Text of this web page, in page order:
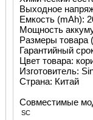
Выходное
Емкость (mAh):
Мощность
Размеры товара
Гарантийный
Цвет товара:
Изготовитель:
Страна: Китай
Совместимые
SC